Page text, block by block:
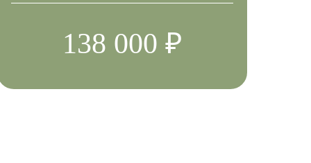
138 000 ₽